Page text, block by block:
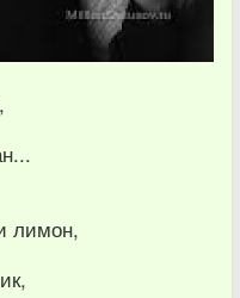
лимон,